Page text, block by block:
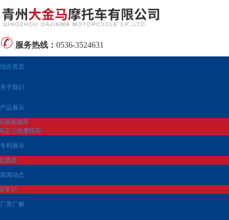
服务热线： 0536-3524631
综合首页
关于我们
产品展示
新能源车
正三轮摩托车
专利展示
悬挂
新闻动态
常识
厂景厂貌